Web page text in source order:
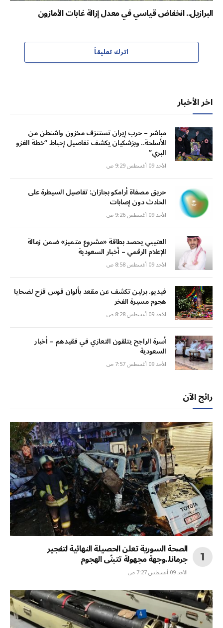
البرازيل.. انخفاض قياسي في معدل إزالة غابات الأمازون
اترك تعليقاً
اخر الأخبار
مباشر – حرب إيران تستنزف مخزون واشنطن من
الأسلحة.. وبزشكيان يكشف تفاصيل إحباط “خطة الغزو
البري”
الأحد 09 أغسطس 9:29 ص
حريق مصفاة أرامكو بجازان: تفاصيل السيطرة على
الحادث دون إصابات
الأحد 09 أغسطس 9:26 ص
العتيبي يحصد بطاقة «مشروع متميز» ضمن زمالة
الإعلام الرقمي – أخبار السعودية
الأحد 09 أغسطس 8:58 ص
فيديو. برلين تكشف عن مقعد بألوان قوس قزح لضحايا
هجوم مسيرة الفخر
الأحد 09 أغسطس 8:28 ص
أسرة الراجح يتلقون التعازي في فقيدهم – أخبار
السعودية
الأحد 09 أغسطس 7:57 ص
رائج الآن
الصحة السورية تعلن الحصيلة النهائية لتفجير
جرمانا..وجهة مجهولة تتبنّى الهجوم
الأحد 09 أغسطس 7:27 ص